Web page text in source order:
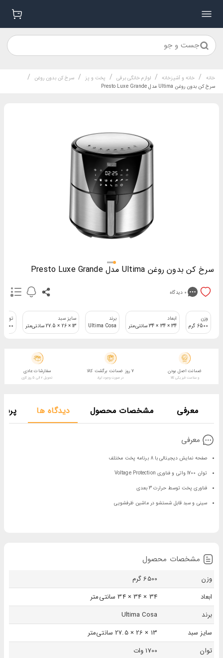
جست و جو
خانه / خانه و آشپزخانه / لوازم خانگی برقی / پخت و پز / سرخ کن بدون روغن /
سرخ کن بدون روغن Ultima مدل Presto Luxe Grande
سرخ کن بدون روغن Ultima مدل Presto Luxe Grande
0 دیدگاه
وزن
6500 گرم
ابعاد
34 × 34 × 34 سانتی‌متر
برند
Ultima Cosa
سایز سبد
13 × 26 × 27.5 سانتی‌متر
توان
1700 وات
ضمانت اصل بودن
و سلامت فیزیکی کالا
7 روز ضمانت برگشت کالا
در صورت وجود ایراد
سفارشات عادی
تحویل 2 الی 5 روز کاری
معرفی مشخصات محصول دیدگاه ها
معرفی
صفحه نمایش دیجیتالی با 8 برنامه پخت مختلف
توان 1700 واتی و فناوری Voltage Protection
فناوری پخت توسط حرارت 3 بعدی
سینی و سبد قابل شستشو در ماشین ظرفشویی
مشخصات محصول
وزن
6500 گرم
ابعاد
34 × 34 × 34 سانتی‌متر
برند
Ultima Cosa
سایز سبد
13 × 26 × 27.5 سانتی‌متر
توان
1700 وات